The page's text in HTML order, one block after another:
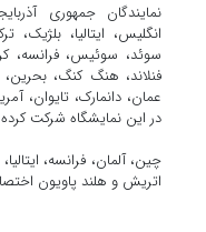
نمایندگان جمهوری
انگلیس، ایتالیا،
سوئد، سوئیس، فرانسه،
فنلاند، هنگ کنگ، بحرین،
عمان، دانمارک، تایوان،
در این نمایشگاه شرکت کرده
چین، آلمان، فرانسه،
اتریش و هلند پاویون